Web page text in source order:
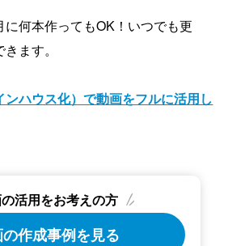
に何本作ってもOK！いつでも更
ます。
ハウス化）で動画をフルに活用し
活用をお考えの方
作成事例を見る